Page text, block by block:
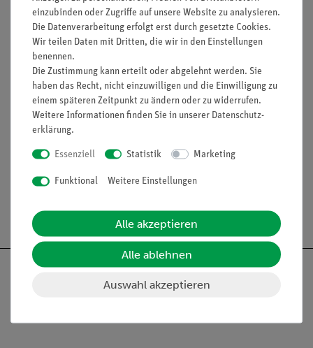
20 Testaufgaben!
34 Seiten ergänzendes Material!
40 Arbeitsblätter für interaktive Whiteboards!
Zielgruppen: Sek I,GRU,FÖ
Lauflänge: 21:52 min
Versandkostenfrei ab 300,- €
einzubinden oder Zugriffe auf unsere Website zu analysieren.
Die Datenverarbeitung erfolgt erst durch gesetzte Cookies.
Wir teilen Daten mit Dritten, die wir in den Einstellungen
benennen.
Die Zustimmung kann erteilt oder abgelehnt werden. Sie
haben das Recht, nicht einzuwilligen und die Einwilligung zu
einem späteren Zeitpunkt zu ändern oder zu widerrufen.
Weitere Informationen finden Sie in unserer Daten­schutz­
erklärung.
Essenziell Statistik Marketing
Funktional Weitere Einstellungen
Alle akzeptieren
Alle ablehnen
Auswahl akzeptieren